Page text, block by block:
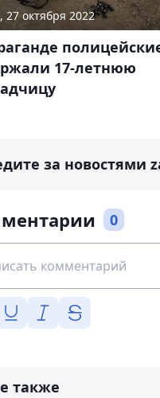
27 октября 2022
17-летнюю
за новостями
0
также